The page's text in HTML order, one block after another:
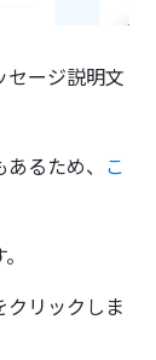
セージ説明文
るため、 こ
クリックしま